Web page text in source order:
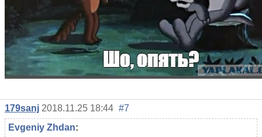
179sanj 2018.11.25 18:44 #7
Evgeniy Zhdan: